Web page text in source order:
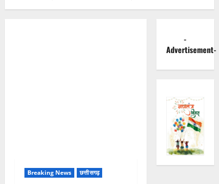
Breaking News छत्तीसगढ़
-
Advertisement-